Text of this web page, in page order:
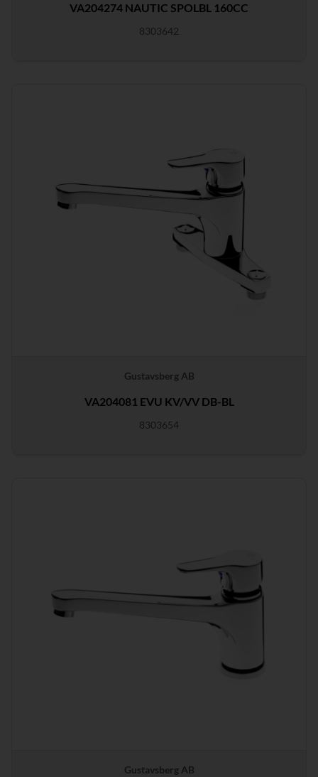
VA204274 NAUTIC SPOLBL 160CC
8303642
Gustavsberg AB
VA204081 EVU KV/VV DB-BL
8303654
Gustavsberg AB